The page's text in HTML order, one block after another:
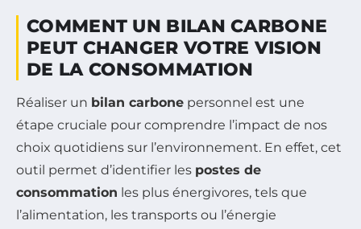
COMMENT UN BILAN CARBONE
PEUT CHANGER VOTRE VISION
DE LA CONSOMMATION
Réaliser un bilan carbone personnel est une
étape cruciale pour comprendre l’impact de nos
choix quotidiens sur l’environnement. En effet, cet
outil permet d’identifier les postes de
consommation les plus énergivores, tels que
l’alimentation, les transports ou l’énergie